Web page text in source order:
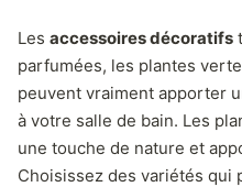
Les accessoires décoratifs
parfumées, les plantes
peuvent vraiment apporter
à votre salle de bain. Les
une touche de nature et
Choisissez des variétés qui